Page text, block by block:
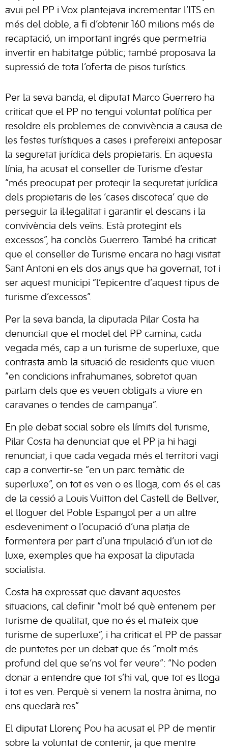
avui pel PP i Vox plantejava incrementar l’ITS en
més del doble, a fi d’obtenir 160 milions més de
recaptació, un important ingrés que permetria
invertir en habitatge públic; també proposava la
supressió de tota l’oferta de pisos turístics.
Per la seva banda, el diputat Marco Guerrero ha
criticat que el PP no tengui voluntat política per
resoldre els problemes de convivència a causa de
les festes turístiques a cases i prefereixi anteposar
la seguretat jurídica dels propietaris. En aquesta
línia, ha acusat el conseller de Turisme d’estar
“més preocupat per protegir la seguretat jurídica
dels propietaris de les ‘cases discoteca’ que de
perseguir la il·legalitat i garantir el descans i la
convivència dels veïns. Està protegint els
excessos”, ha conclòs Guerrero. També ha criticat
que el conseller de Turisme encara no hagi visitat
Sant Antoni en els dos anys que ha governat, tot i
ser aquest municipi “l’epicentre d’aquest tipus de
turisme d’excessos”.
Per la seva banda, la diputada Pilar Costa ha
denunciat que el model del PP camina, cada
vegada més, cap a un turisme de superluxe, que
contrasta amb la situació de residents que viuen
“en condicions infrahumanes, sobretot quan
parlam dels que es veuen obligats a viure en
caravanes o tendes de campanya”.
En ple debat social sobre els límits del turisme,
Pilar Costa ha denunciat que el PP ja hi hagi
renunciat, i que cada vegada més el territori vagi
cap a convertir-se “en un parc temàtic de
superluxe”, on tot es ven o es lloga, com és el cas
de la cessió a Louis Vuitton del Castell de Bellver,
el lloguer del Poble Espanyol per a un altre
esdeveniment o l’ocupació d’una platja de
formentera per part d’una tripulació d’un iot de
luxe, exemples que ha exposat la diputada
socialista.
Costa ha expressat que davant aquestes
situacions, cal definir “molt bé què entenem per
turisme de qualitat, que no és el mateix que
turisme de superluxe”, i ha criticat el PP de passar
de puntetes per un debat que és “molt més
profund del que se’ns vol fer veure”: “No poden
donar a entendre que tot s’hi val, que tot es lloga
i tot es ven. Perquè si venem la nostra ànima, no
ens quedarà res”.
El diputat Llorenç Pou ha acusat el PP de mentir
sobre la voluntat de contenir, ja que mentre